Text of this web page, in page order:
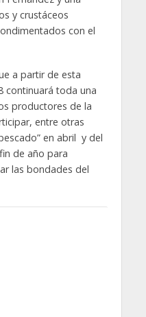
y crustáceos
con el
a partir de esta
continuará toda una
productores de la
entre otras
en abril y del
de año para
las bondades del